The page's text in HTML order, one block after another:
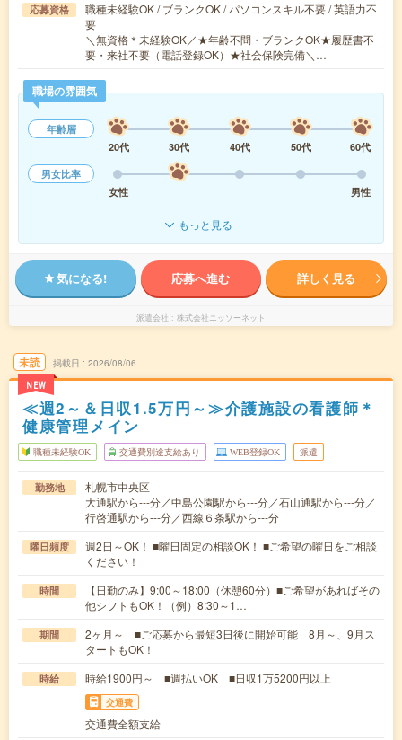
応募資格
職種未経験OK / ブランクOK / パソコンスキル不要 / 英語力不
要
＼無資格＊未経験OK／★年齢不問・ブランクOK★履歴書不
要・来社不要（電話登録OK）★社会保険完備＼…
職場の雰囲気
年齢層
20代
30代 40代 50代
60代
男女比率
女性
男性
もっと見る
気になる! 応募へ進む 詳しく見る
派遣会社 株式会社ニッソーネット
未読
NEW
掲載日 2026/08/06
≪週2～＆日収1.5万円～≫介護施設の看護師＊
健康管理メイン
職種未経験OK 交通費別途支給あり WEB登録OK 派遣
勤務地
札幌市中央区
大通駅から---分／中島公園駅から---分／石山通駅から---分／
行啓通駅から---分／西線６条駅から---分
曜日頻度
週2日～OK！ ■曜日固定の相談OK！ ■ご希望の曜日をご相談
ください！
時間
【日勤のみ】9:00～18:00（休憩60分）■ご希望があればその
他シフトもOK！（例）8:30～1…
期間
2ヶ月～ ■ご応募から最短3日後に開始可能 8月～、9月ス
タートもOK！
時給 時給1900円～ ■週払いOK ■日収1万5200円以上
交通費
交通費全額支給